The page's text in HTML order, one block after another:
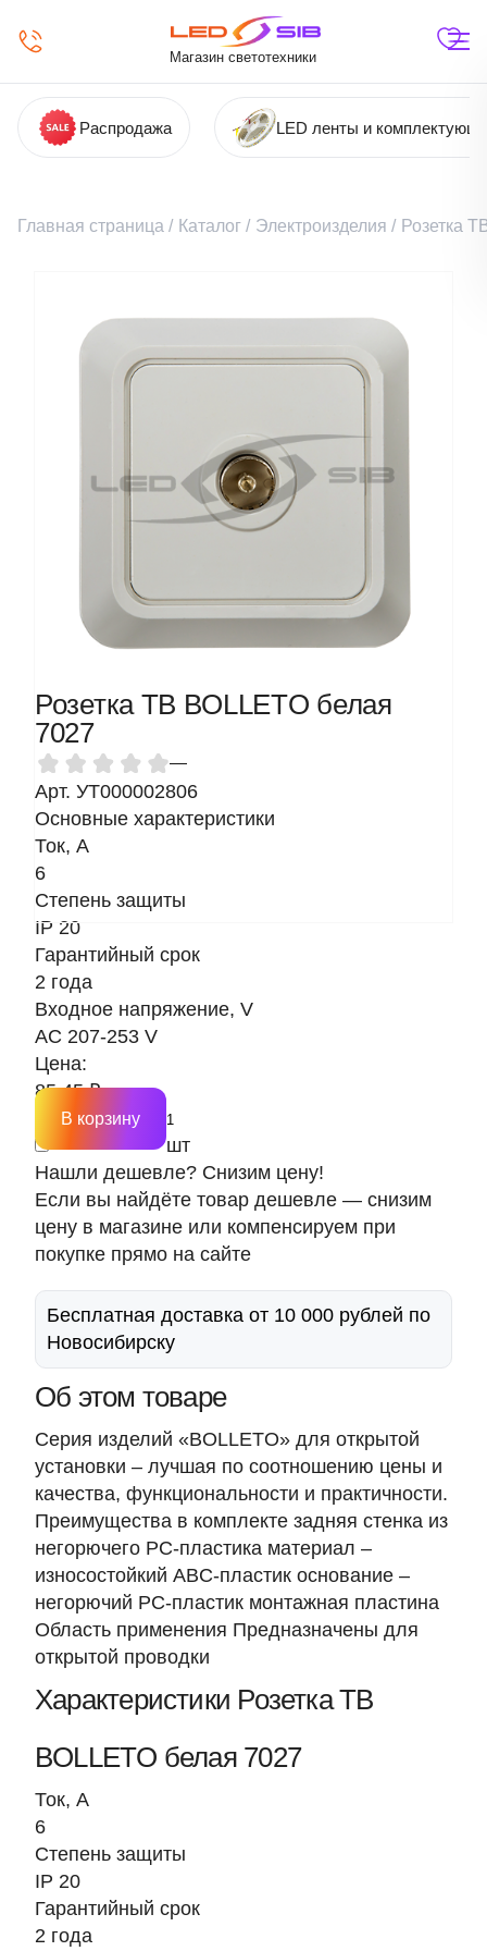
Магазин светотехники
Распродажа LED ленты и
Главная страница / Каталог / Электроизделия / Розетка
Розетка ТВ BOLLETO белая
7027
—
Арт. УТ000002806
Основные характеристики
Ток, A
6
Степень защиты
IP 20
Гарантийный срок
2 года
Входное напряжение, V
AC 207-253 V
Цена:
85.45 ₽
шт
В корзину
Нашли дешевле? Снизим цену!
Если вы найдёте товар дешевле — снизим
цену в магазине или компенсируем при
покупке прямо на сайте
Бесплатная доставка от 10 000 рублей по
Новосибирску
Об этом товаре
Серия изделий «BOLLETO» для открытой
установки – лучшая по соотношению цены и
качества, функциональности и практичности.
Преимущества в комплекте задняя стенка из
негорючего PC-пластика материал –
износостойкий ABC-пластик основание –
негорючий PC-пластик монтажная пластина
Область применения Предназначены для
открытой проводки
Характеристики Розетка ТВ
BOLLETO белая 7027
Ток, A
6
Степень защиты
IP 20
Гарантийный срок
2 года